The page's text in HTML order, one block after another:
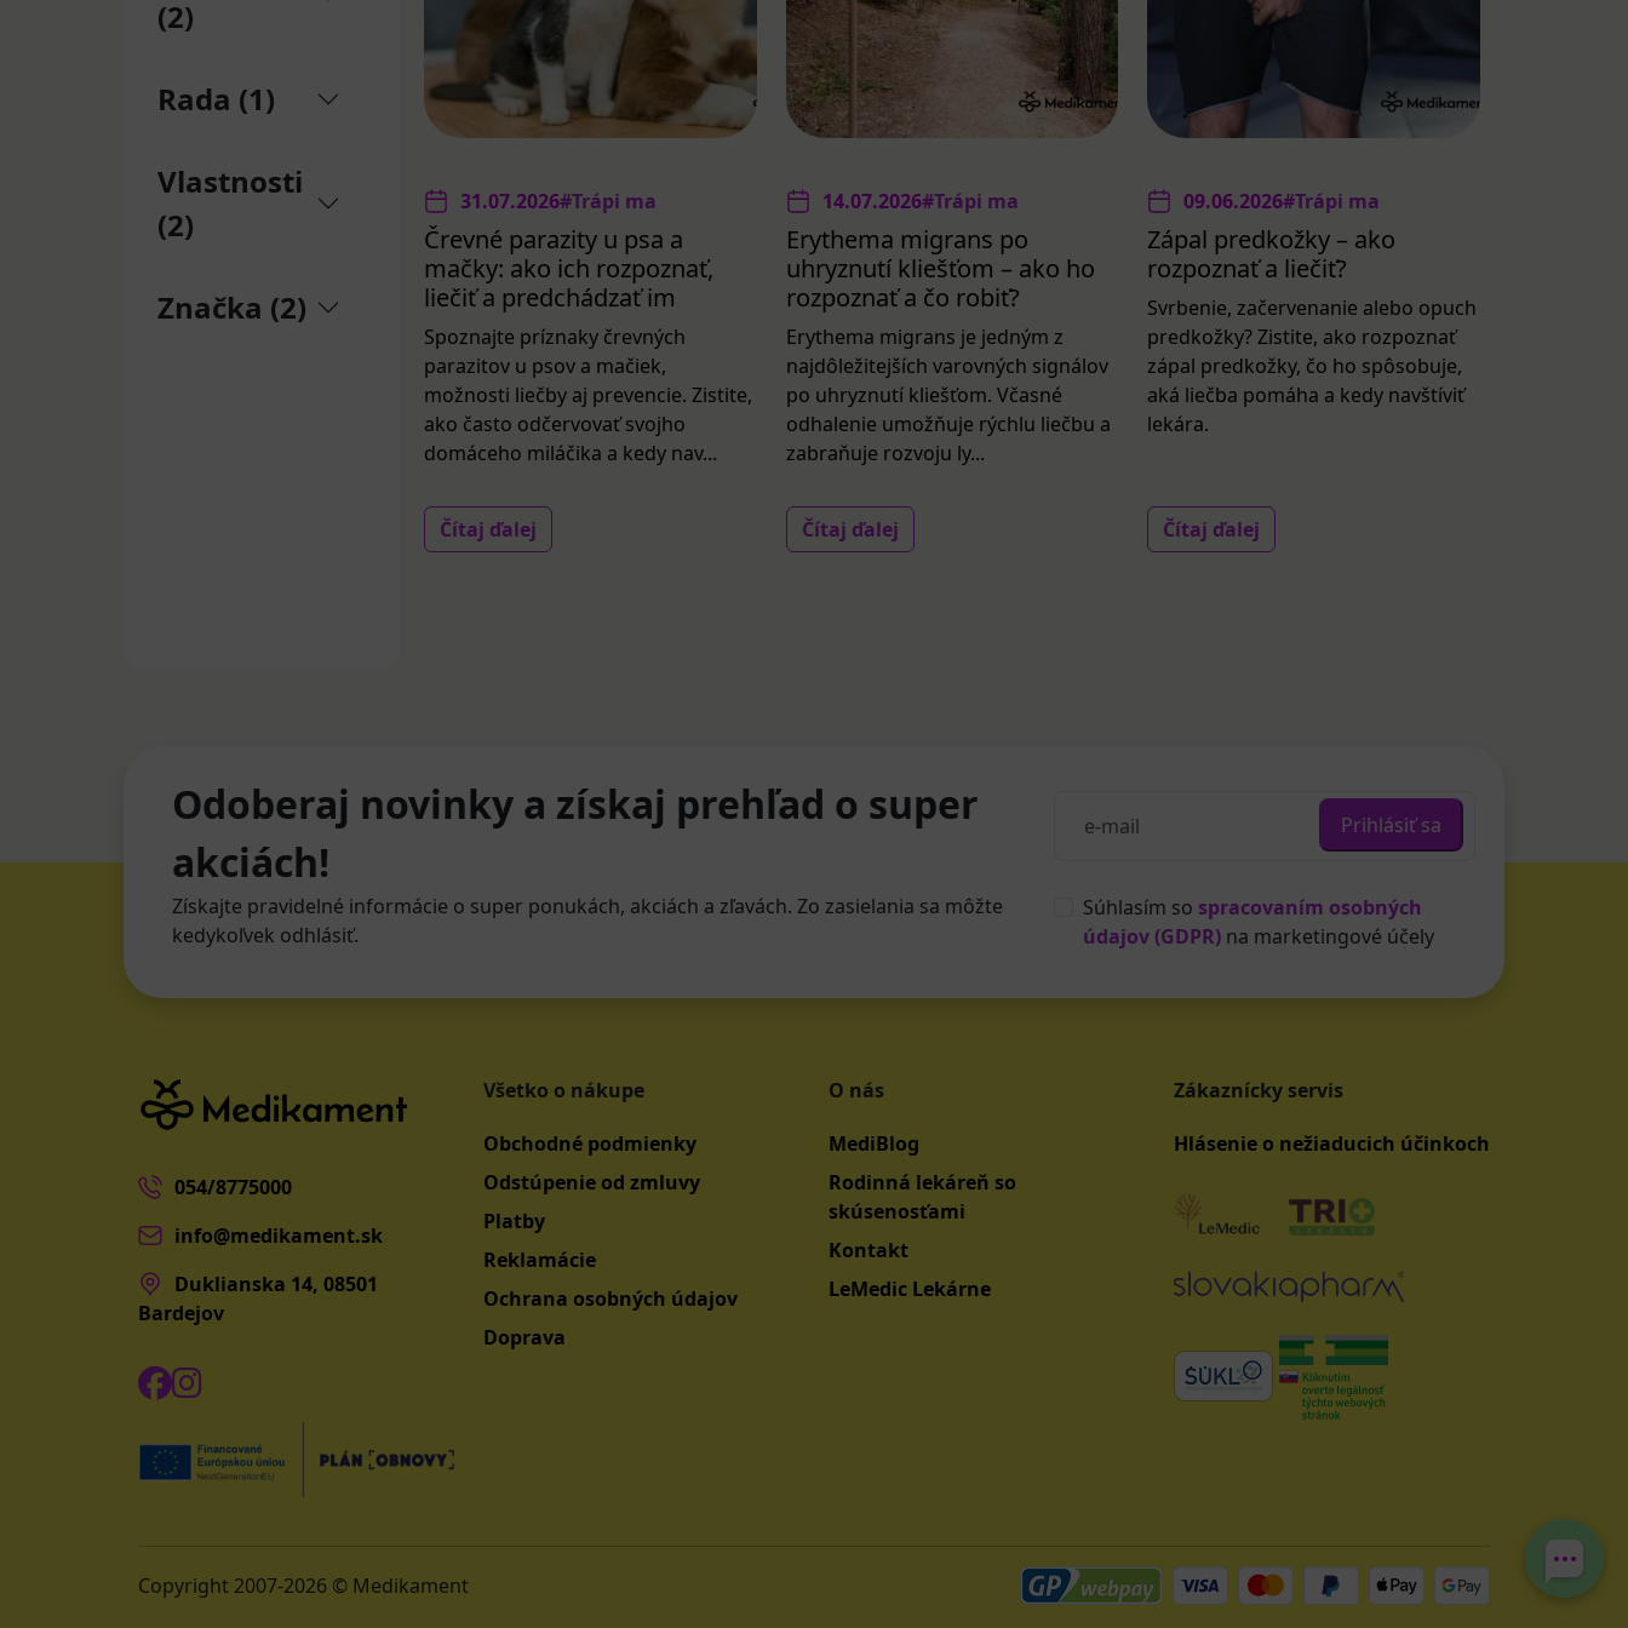
(2)
Rada (1)
Vlastnosti
(2)
Značka (2)
31.07.2026#Trápi ma
Črevné parazity u psa a
mačky: ako ich rozpoznať,
liečiť a predchádzať im
Spoznajte príznaky črevných
parazitov u psov a mačiek,
možnosti liečby aj prevencie. Zistite,
ako často odčervovať svojho
domáceho miláčika a kedy nav...
Čítaj ďalej
14.07.2026#Trápi ma
Erythema migrans po
uhryznutí kliešťom – ako ho
rozpoznať a čo robiť?
Erythema migrans je jedným z
najdôležitejších varovných signálov
po uhryznutí kliešťom. Včasné
odhalenie umožňuje rýchlu liečbu a
zabraňuje rozvoju ly...
Čítaj ďalej
09.06.2026#Trápi ma
Zápal predkožky – ako
rozpoznať a liečiť?
Svrbenie, začervenanie alebo opuch
predkožky? Zistite, ako rozpoznať
zápal predkožky, čo ho spôsobuje,
aká liečba pomáha a kedy navštíviť
lekára.
Čítaj ďalej
Odoberaj novinky a získaj prehľad o super
akciách!
Získajte pravidelné informácie o super ponukách, akciách a zľavách. Zo zasielania sa môžte
kedykoľvek odhlásiť.
Prihlásiť sa
Súhlasím so spracovaním osobných
údajov (GDPR) na marketingové účely
054/8775000
info@medikament.sk
Duklianska 14, 08501
Bardejov
Všetko o nákupe
Obchodné podmienky
Odstúpenie od zmluvy
Platby
Reklamácie
Ochrana osobných údajov
Doprava
O nás
MediBlog
Rodinná lekáreň so
skúsenosťami
Kontakt
LeMedic Lekárne
Zákaznícky servis
Hlásenie o nežiaducich účinkoch
Copyright 2007-2026 © Medikament